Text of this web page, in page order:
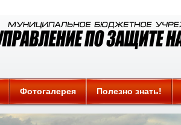
Фотогалерея Полезно знать!